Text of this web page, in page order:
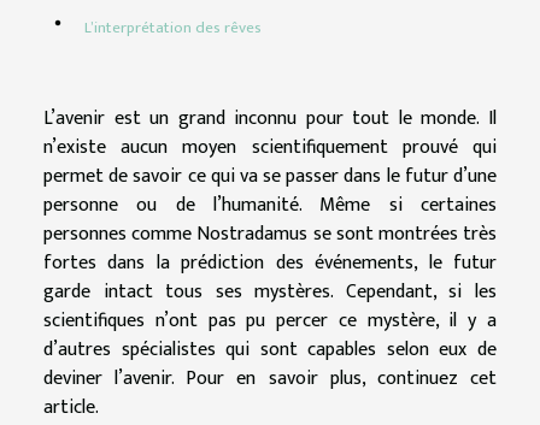
L’interprétation des rêves
L’avenir est un grand inconnu pour tout le monde. Il
n’existe aucun moyen scientifiquement prouvé qui
permet de savoir ce qui va se passer dans le futur d’une
personne ou de l’humanité. Même si certaines
personnes comme Nostradamus se sont montrées très
fortes dans la prédiction des événements, le futur
garde intact tous ses mystères. Cependant, si les
scientifiques n’ont pas pu percer ce mystère, il y a
d’autres spécialistes qui sont capables selon eux de
deviner l’avenir. Pour en savoir plus, continuez cet
article.